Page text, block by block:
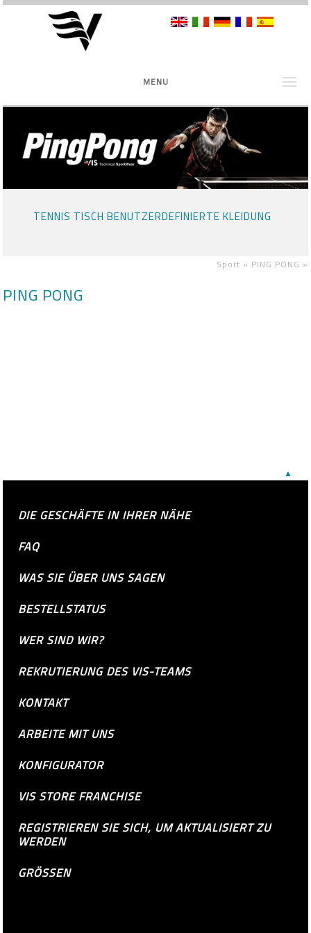
MENU
TENNIS TISCH BENUTZERDEFINIERTE KLEIDUNG
Sport » PING PONG »
PING PONG
▲
DIE GESCHÄFTE IN IHRER NÄHE
FAQ
WAS SIE ÜBER UNS SAGEN
BESTELLSTATUS
WER SIND WIR?
REKRUTIERUNG DES VIS-TEAMS
KONTAKT
ARBEITE MIT UNS
KONFIGURATOR
VIS STORE FRANCHISE
REGISTRIEREN SIE SICH, UM AKTUALISIERT ZU
WERDEN
GRÖSSEN